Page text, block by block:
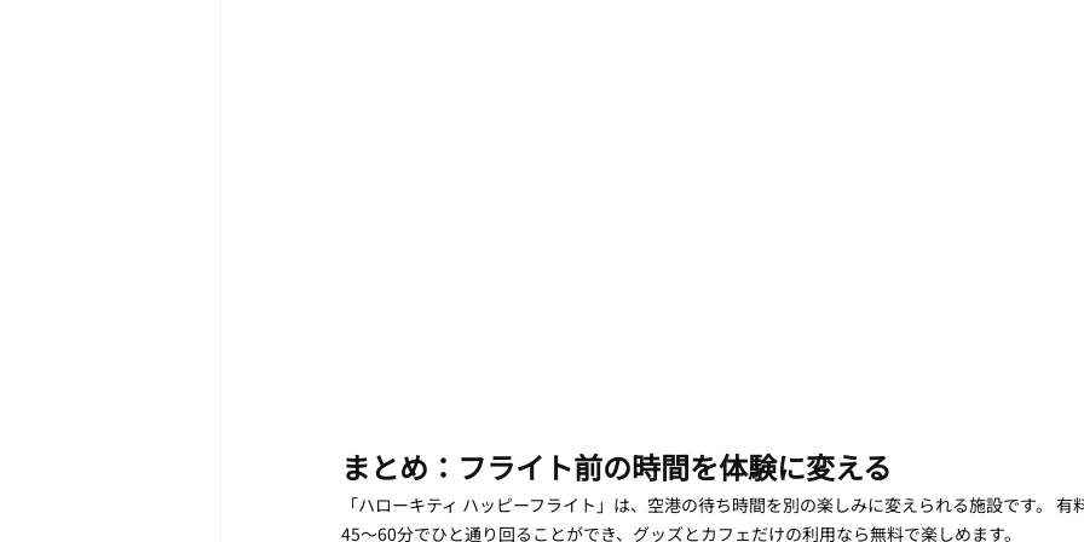
まとめ：フライト前の時間を体験に変える
「ハローキティ ハッピーフライト」は、空港の待ち時間を別の楽しみに変えられる施設です。 有
45〜60分でひと通り回ることができ、グッズとカフェだけの利用なら無料で楽しめます。